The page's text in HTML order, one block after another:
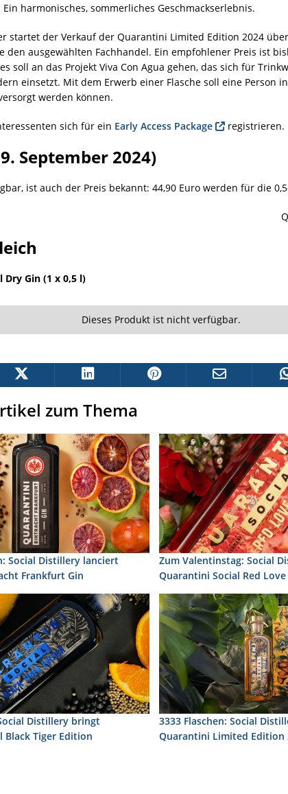
harmonisches, sommerliches Geschmackserlebnis.
startet der Verkauf der Quarantini Limited Edition 2024
den ausgewählten Fachhandel. Ein empfohlener Preis ist
soll an das Projekt Viva Con Agua gehen, das sich für
einsetzt. Mit dem Erwerb einer Flasche soll eine Person
werden können.
sich für ein Early Access Package registrieren.
September 2024)
ist auch der Preis bekannt: 44,90 Euro werden für die
Dry Gin (1 x 0,5 l)
Dieses Produkt ist nicht verfügbar.
zum Thema
Social Distillery lanciert
Frankfurt Gin
Zum Valentinstag: Social
Quarantini Social Red
Distillery bringt
Black Tiger Edition
3333 Flaschen: Social
Quarantini Limited Edition